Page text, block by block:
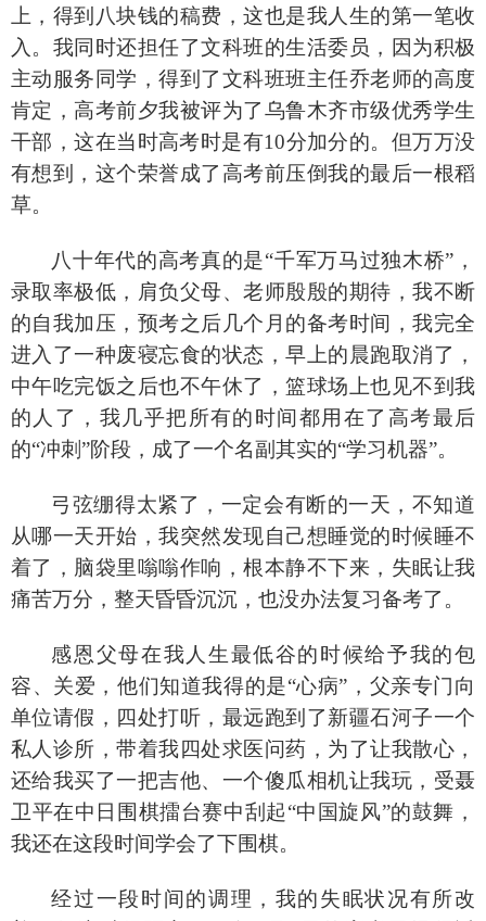
上，得到八块钱的稿费，这也是我人生的第一笔收
入。我同时还担任了文科班的生活委员，因为积极
主动服务同学，得到了文科班班主任乔老师的高度
肯定，高考前夕我被评为了乌鲁木齐市级优秀学生
干部，这在当时高考时是有10分加分的。但万万没
有想到，这个荣誉成了高考前压倒我的最后一根稻
草。
八十年代的高考真的是“千军万马过独木桥”，
录取率极低，肩负父母、老师殷殷的期待，我不断
的自我加压，预考之后几个月的备考时间，我完全
进入了一种废寝忘食的状态，早上的晨跑取消了，
中午吃完饭之后也不午休了，篮球场上也见不到我
的人了，我几乎把所有的时间都用在了高考最后
的“冲刺”阶段，成了一个名副其实的“学习机器”。
弓弦绷得太紧了，一定会有断的一天，不知道
从哪一天开始，我突然发现自己想睡觉的时候睡不
着了，脑袋里嗡嗡作响，根本静不下来，失眠让我
痛苦万分，整天昏昏沉沉，也没办法复习备考了。
感恩父母在我人生最低谷的时候给予我的包
容、关爱，他们知道我得的是“心病”，父亲专门向
单位请假，四处打听，最远跑到了新疆石河子一个
私人诊所，带着我四处求医问药，为了让我散心，
还给我买了一把吉他、一个傻瓜相机让我玩，受聂
卫平在中日围棋擂台赛中刮起“中国旋风”的鼓舞，
我还在这段时间学会了下围棋。
经过一段时间的调理，我的失眠状况有所改